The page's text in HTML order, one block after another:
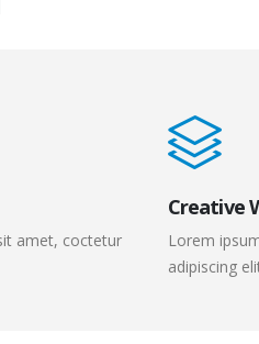
amet, coctetur
Creative
Lorem
adipiscing